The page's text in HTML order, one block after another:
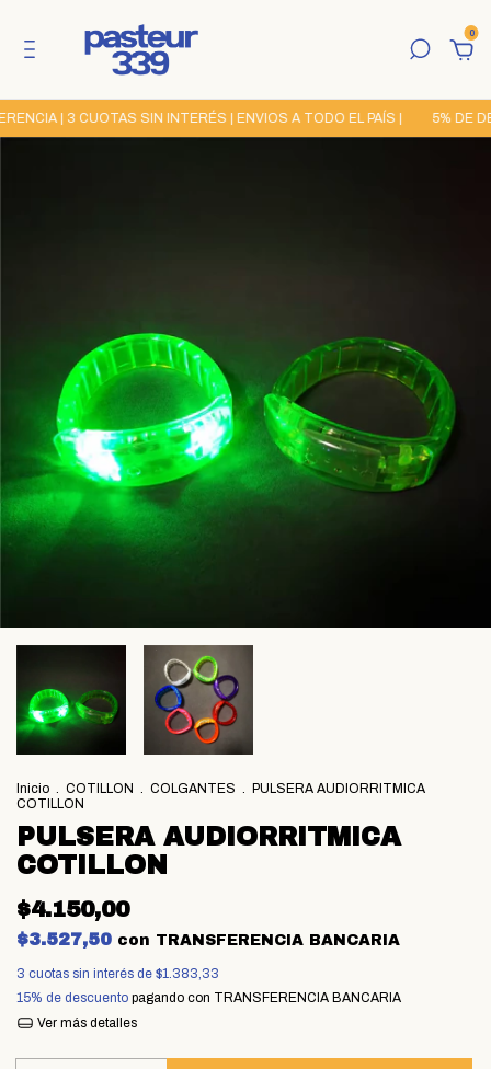
0
| 3 CUOTAS SIN INTERÉS | ENVIOS A TODO EL PAÍS | 5% DE
Inicio . COTILLON . COLGANTES .
PULSERA AUDIORRITMICA
COTILLON
PULSERA AUDIORRITMICA
COTILLON
$4.150,00
$3.527,50 con TRANSFERENCIA BANCARIA
3 cuotas sin interés de $1.383,33
15% de descuento pagando con TRANSFERENCIA BANCARIA
Ver más detalles